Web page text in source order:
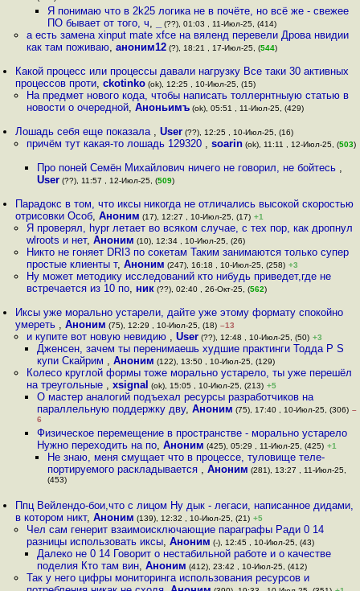
Я понимаю что в 2k25 логика не в почёте, но всё же - свежее
ПО бывает от того, ч, (??), 01:03 , 11-Июл-25, (414)
а есть замена xinput mate xfce на вяленд перевели Дрова нвидии
как там поживаю, аноним12(?), 18:21 , 17-Июл-25, (544)
Какой процесс или процессы давали нагрузку Все таки 30 активных
процессов проти,ckotinko (ok), 12:25 , 10-Июл-25, (15)
На предмет нового кода, чтобы написать толлернтныую статью в
новости о очередной, Аноньимъ(ok), 05:51 , 11-Июл-25, (429)
Лошадь себя еще показала ,User (??), 12:25 , 10-Июл-25, (16)
причём тут какая-то лошадь 129320 , soarin(ok), 11:11 , 12-Июл-25, (503)
Про поней Семён Михайлович ничего не говорил, не бойтесь ,
User(??), 11:57 , 12-Июл-25, (509)
Парадокс в том, что иксы никогда не отличались высокой скоростью
отрисовки Особ,Аноним (17), 12:27 , 10-Июл-25, (17) +1
Я проверял, hypr летает во всяком случае, с тех пор, как дропнул
wlroots и нет, Аноним (10), 12:34 , 10-Июл-25, (26)
Никто не гоняет DRI3 по сокетам Таким занимаются только супер
простые клиенты т, Аноним (247), 16:18 , 10-Июл-25, (258) +3
Ну может методику исследований кто нибудь приведет,где не
встречается из 10 по, ник(??), 02:40 , 26-Окт-25, (562)
Иксы уже морально устарели, дайте уже этому формату спокойно
умереть ,Аноним (75), 12:29 , 10-Июл-25, (18) –13
и купите вот новую невидию , User(??), 12:48 , 10-Июл-25, (50) +3
Дженсен, зачем ты перенимаешь худшие практинги Тодда P S
купи Скайрим , Аноним (122), 13:50 , 10-Июл-25, (129)
Колесо круглой формы тоже морально устарело, ты уже перешёл
на треугольные , xsignal (ok), 15:05 , 10-Июл-25, (213) +5
О мастер аналогий подъехал ресурсы разработчиков на
параллельную поддержку дву, Аноним (75), 17:40 , 10-Июл-25, (306) –
6
Физическое перемещение в пространстве - морально устарело
Нужно переходить на по, Аноним (425), 05:29 , 11-Июл-25, (425) +1
Не знаю, меня смущает что в процессе, туловище теле-
портируемого раскладывается ,Аноним (281), 13:27 , 11-Июл-25,
(453)
Ппц Вейлендо-бои,что с лицом Ну дык - легаси, написанное дидами,
в котором никт,Аноним (139), 12:32 , 10-Июл-25, (21) +5
Чел сам генерит взаимоисключающие параграфы Ради 0 14
разницы использовать иксы, Аноним (-), 12:45 , 10-Июл-25, (43)
Далеко не 0 14 Говорит о нестабильной работе и о качестве
поделия Кто там вин, Аноним (412), 23:42 , 10-Июл-25, (412)
Так у него цифры мониторинга использования ресурсов и